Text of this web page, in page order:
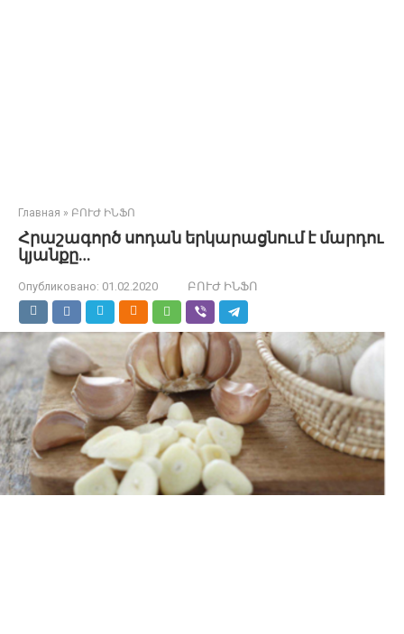
Главная » ԲՈՒԺ ԻՆՖՈ
Հրաշագործ սոդան երկարացնում է մարդու
կյանքը…
Опубликовано: 01.02.2020 ԲՈՒԺ ԻՆՖՈ